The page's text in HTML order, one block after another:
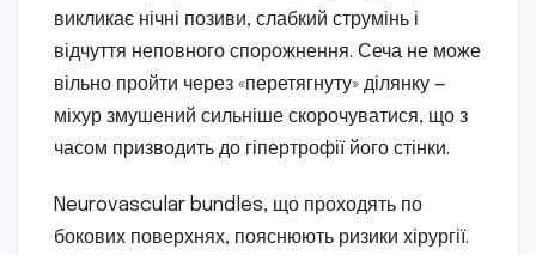
викликає нічні позиви, слабкий струмінь і
відчуття неповного спорожнення. Сеча не може
вільно пройти через «перетягнуту» ділянку —
міхур змушений сильніше скорочуватися, що з
часом призводить до гіпертрофії його стінки.
Neurovascular bundles, що проходять по
бокових поверхнях, пояснюють ризики хірургії.